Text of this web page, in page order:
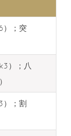
）；突
）；八
）；割